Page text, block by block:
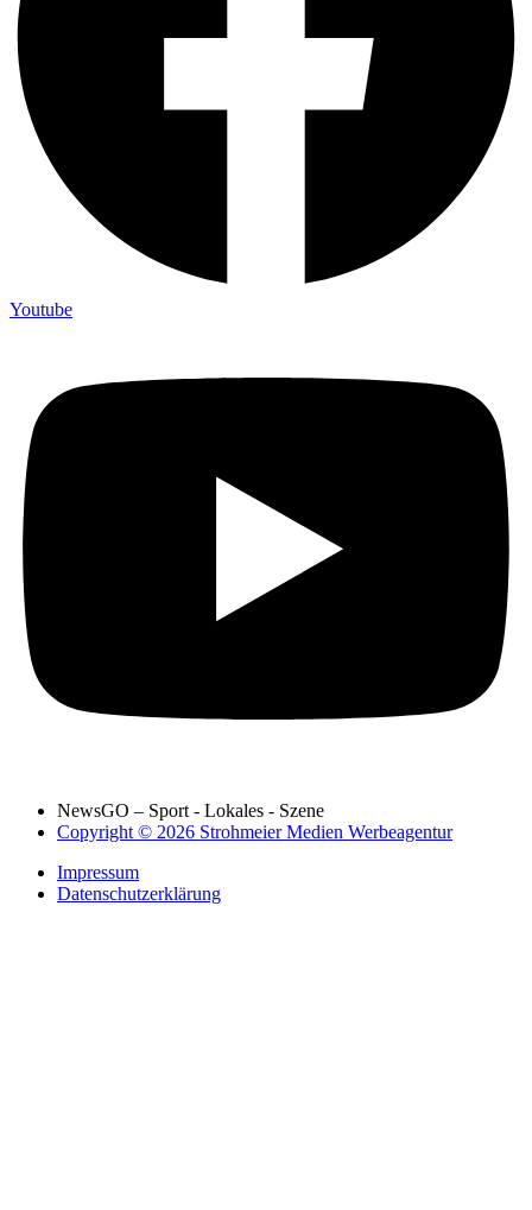
Youtube
NewsGO – Sport - Lokales - Szene
Copyright © 2026 Strohmeier Medien Werbeagentur
Impressum
Datenschutzerklärung